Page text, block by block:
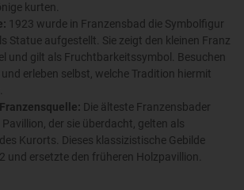
kurten.
1923 wurde in Franzensbad die Symbolfigur
Statue aufgestellt. Sie zeigt den kleinen Franz
und gilt als Fruchtbarkeitssymbol. Besuchen
und erleben selbst, welche Tradition hiermit
Die älteste Franzensbader
Pavillion, der sie überdacht, gelten als
Kurorts. Dieses klassizistische Gebilde
und ersetzte den früheren Holzpavillion.